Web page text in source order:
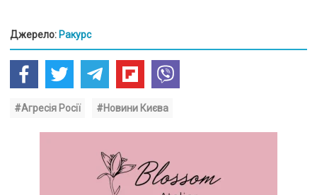
Джерело: Ракурс
#Агресія Росії #Новини Києва